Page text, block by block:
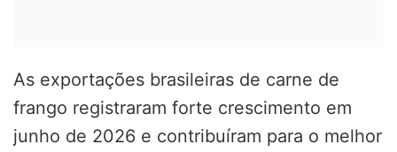
As exportações brasileiras de carne de
frango registraram forte crescimento em
junho de 2026 e contribuíram para o melhor